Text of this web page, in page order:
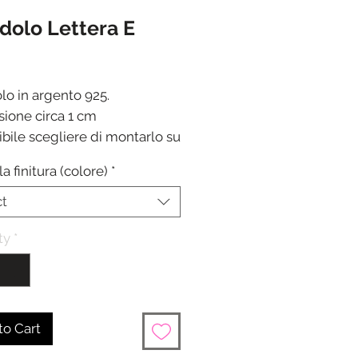
Lettera E
in argento 925.
circa 1 cm
scegliere di montarlo su
in 24/48 ore dalla
del pagamento
finitura (colore) *
*
Cart